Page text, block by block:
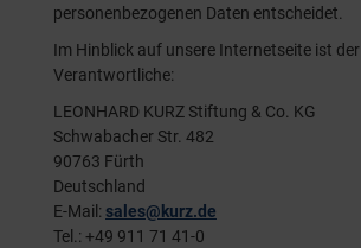
personenbezogenen Daten entscheidet.
Im Hinblick auf unsere Internetseite ist der
Verantwortliche:
LEONHARD KURZ Stiftung & Co. KG
Schwabacher Str. 482
90763 Fürth
Deutschland
E-Mail: sales@kurz.de
Tel.: +49 911 71 41-0